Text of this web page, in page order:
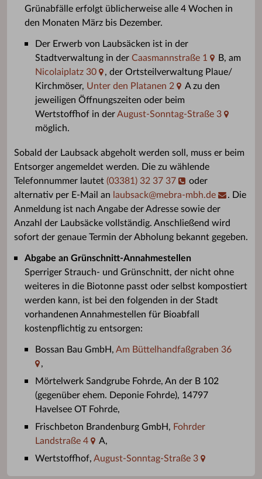
Grünabfälle erfolgt üblicherweise alle 4 Wochen in
den Monaten März bis Dezember.
Der Erwerb von Laubsäcken ist in der
Stadtverwaltung in der Caasmannstraße 1
B, am
Nicolaiplatz 30
, der Ortsteilverwaltung Plaue/
Kirchmöser, Unter den Platanen 2
A zu den
jeweiligen Öffnungszeiten oder beim
Wertstoffhof in derAugust-Sonntag-Straße 3
möglich.
Sobald der Laubsack abgeholt werden soll, muss er beim
Entsorger angemeldet werden. Die zu wählende
Telefonnummer lautet (03381) 32 37 37
oder
alternativ per E-Mail an laubsack@mebra-mbh.de
. Die
Anmeldung ist nach Angabe der Adresse sowie der
Anzahl der Laubsäcke vollständig. Anschließend wird
sofort der genaue Termin der Abholung bekannt gegeben.
Abgabe an Grünschnitt-Annahmestellen
Sperriger Strauch- und Grünschnitt, der nicht ohne
weiteres in die Biotonne passt oder selbst kompostiert
werden kann, ist bei den folgenden in der Stadt
vorhandenen Annahmestellen für Bioabfall
kostenpflichtig zu entsorgen:
Bossan Bau GmbH, Am Büttelhandfaßgraben 36
,
Mörtelwerk Sandgrube Fohrde, An der B 102
(gegenüber ehem. Deponie Fohrde), 14797
Havelsee OT Fohrde,
Frischbeton Brandenburg GmbH, Fohrder
Landstraße 4
A,
Wertstoffhof, August-Sonntag-Straße 3